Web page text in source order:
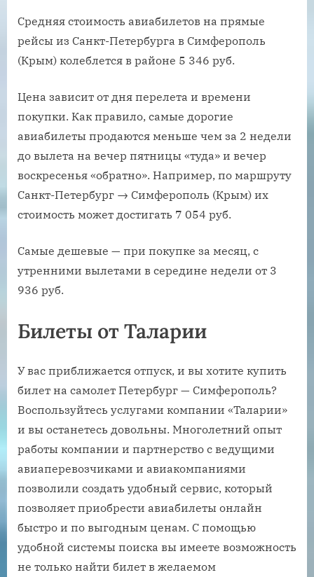
Средняя стоимость авиабилетов на прямые
рейсы из Санкт-Петербурга в Симферополь
(Крым) колеблется в районе 5 346 руб.
Цена зависит от дня перелета и времени
покупки. Как правило, самые дорогие
авиабилеты продаются меньше чем за 2 недели
до вылета на вечер пятницы «туда» и вечер
воскресенья «обратно». Например, по маршруту
Санкт-Петербург → Симферополь (Крым) их
стоимость может достигать 7 054 руб.
Самые дешевые — при покупке за месяц, с
утренними вылетами в середине недели от 3
936 руб.
Билеты от Таларии
У вас приближается отпуск, и вы хотите купить
билет на самолет Петербург — Симферополь?
Воспользуйтесь услугами компании «Таларии»
и вы останетесь довольны. Многолетний опыт
работы компании и партнерство с ведущими
авиаперевозчиками и авиакомпаниями
позволили создать удобный сервис, который
позволяет приобрести авиабилеты онлайн
быстро и по выгодным ценам. С помощью
удобной системы поиска вы имеете возможность
не только найти билет в желаемом